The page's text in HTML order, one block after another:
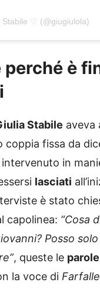
Stabile ♡ (@giugiulola)
è
Stabile aveva
coppia fissa da
in
lasciati
è stato
capolinea: “Cosa
Posso
, queste le parole
la voce di Farfalle